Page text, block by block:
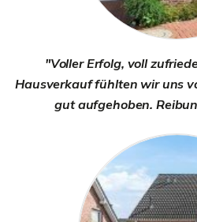
"Voller Erfolg, voll
Hausverkauf fühlten wir uns
gut aufgehoben.